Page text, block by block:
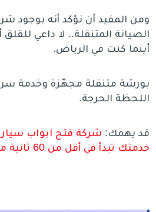
ومن المفيد أن نؤكد أنه بوجود
الصيانة المتنقلة.. لا داعي
أينما كنت في الرياض.
بورشة متنقلة مجهّزة وخدمة
اللحظة الحرجة.
قد يهمك: شركة فتح ابواب
خدمتك تبدأ في أقل من 60 ثانية من اتصالك